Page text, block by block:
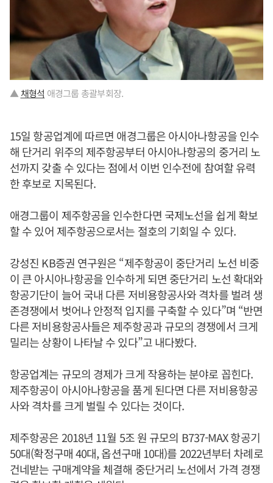
▲채형석 애경그룹 총괄부회장.
15일 항공업계에 따르면 애경그룹은 아시아나항공을 인수
해 단거리 위주의 제주항공부터 아시아나항공의 중거리 노
선까지 갖출 수 있다는 점에서 이번 인수전에 참여할 유력
한 후보로 지목된다.
애경그룹이 제주항공을 인수한다면 국제노선을 쉽게 확보
할 수 있어 제주항공으로서는 절호의 기회일 수 있다.
강성진 KB증권 연구원은 “제주항공이 중단거리 노선 비중
이 큰 아시아나항공을 인수하게 되면 중단거리 노선 확대와
항공기단이 늘어 국내 다른 저비용항공사와 격차를 벌려 생
존경쟁에서 벗어나 안정적 입지를 구축할 수 있다”며 “반면
다른 저비용항공사들은 제주항공과 규모의 경쟁에서 크게
밀리는 상황이 나타날 수 있다”고 내다봤다.
항공업계는 규모의 경제가 크게 작용하는 분야로 꼽힌다.
제주항공이 아시아나항공을 품게 된다면 다른 저비용항공
사와 격차를 크게 벌릴 수 있다는 것이다.
제주항공은 2018년 11월 5조 원 규모의 B737-MAX 항공기
50대(확정구매 40대, 옵션구매 10대)를 2022년부터 차례로
건네받는 구매계약을 체결해 중단거리 노선에서 가격 경쟁